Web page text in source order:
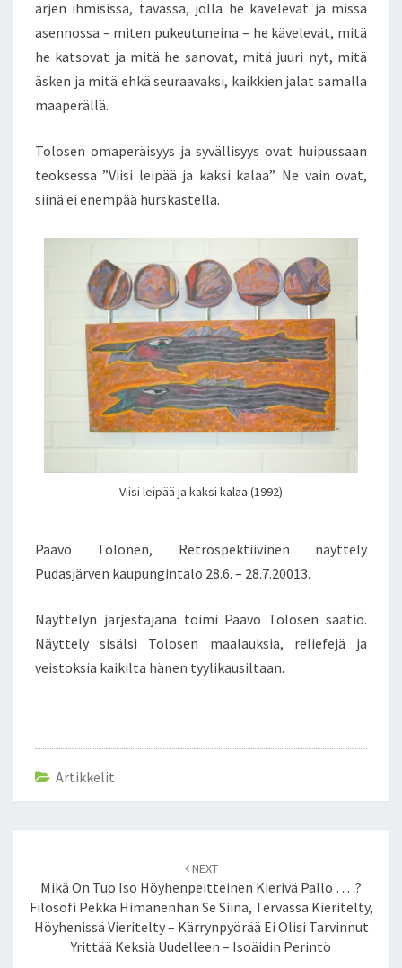
arjen ihmisissä, tavassa, jolla he kävelevät ja missä
asennossa – miten pukeutuneina – he kävelevät, mitä
he katsovat ja mitä he sanovat, mitä juuri nyt, mitä
äsken ja mitä ehkä seuraavaksi, kaikkien jalat samalla
maaperällä.
Tolosen omaperäisyys ja syvällisyys ovat huipussaan
teoksessa ”Viisi leipää ja kaksi kalaa”. Ne vain ovat,
siinä ei enempää hurskastella.
Viisi leipää ja kaksi kalaa (1992)
Paavo Tolonen, Retrospektiivinen näyttely
Pudasjärven kaupungintalo 28.6. – 28.7.20013.
Näyttelyn järjestäjänä toimi Paavo Tolosen säätiö.
Näyttely sisälsi Tolosen maalauksia, reliefejä ja
veistoksia kaikilta hänen tyylikausiltaan.
Artikkelit
navigation
NEXT
Mikä On Tuo Iso Höyhenpeitteinen Kierivä Pallo … .?
Filosofi Pekka Himanenhan Se Siinä, Tervassa Kieritelty,
Höyhenissä Vieritelty – Kärrynpyörää Ei Olisi Tarvinnut
Yrittää Keksiä Uudelleen – Isoäidin Perintö